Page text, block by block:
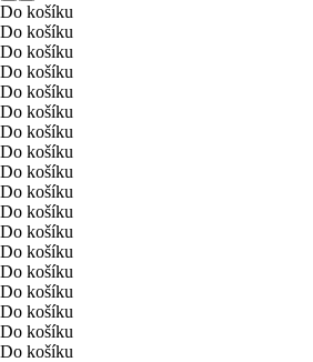
Do košíku
Do košíku
Do košíku
Do košíku
Do košíku
Do košíku
Do košíku
Do košíku
Do košíku
Do košíku
Do košíku
Do košíku
Do košíku
Do košíku
Do košíku
Do košíku
Do košíku
Do košíku